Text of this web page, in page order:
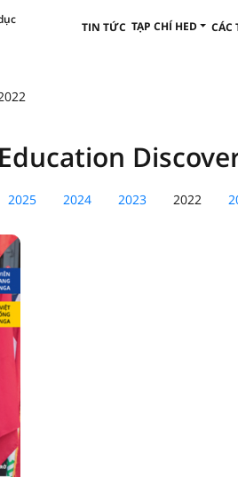
TIN TỨC TẠP CHÍ HED CÁC
2025 2024 2023 2022